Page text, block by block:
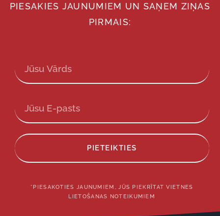
PIESAKIES JAUNUMIEM UN SAŅEM ZIŅAS
PIRMAIS:
PIETEIKTIES
*PIESAKOTIES JAUNUMIEM, JŪS PIEKRĪTAT VIETNES
LIETOŠANAS NOTEIKUMIEM